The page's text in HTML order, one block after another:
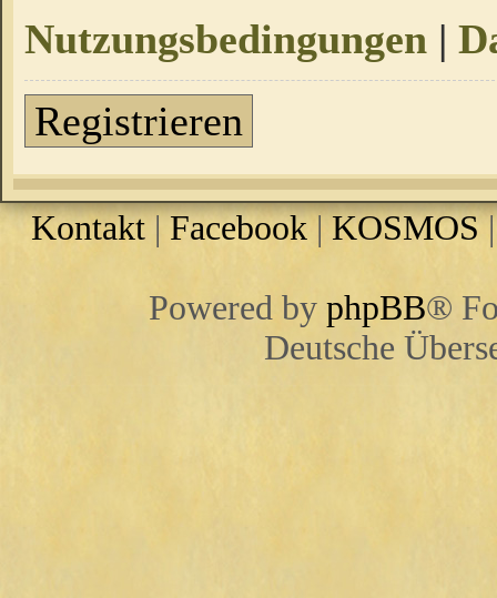
Nutzungsbedingungen |
Registrieren
Kontakt | Facebook |KOSMOS
Powered by phpBB®
Deutsche